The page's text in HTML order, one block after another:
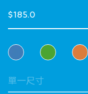
$185.0
選擇 顏色